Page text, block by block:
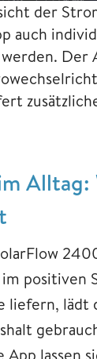
der
auch
Der
Alltag:
positiven
liefern, lädt
lassen